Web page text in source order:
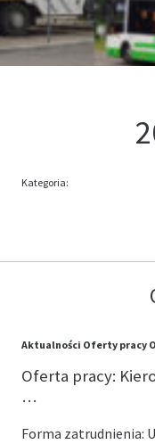
Kategoria:
Aktualności Oferty pracy
Oferta pracy:
…
Forma zatrudnienia: